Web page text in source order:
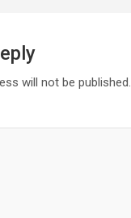
will not be published.